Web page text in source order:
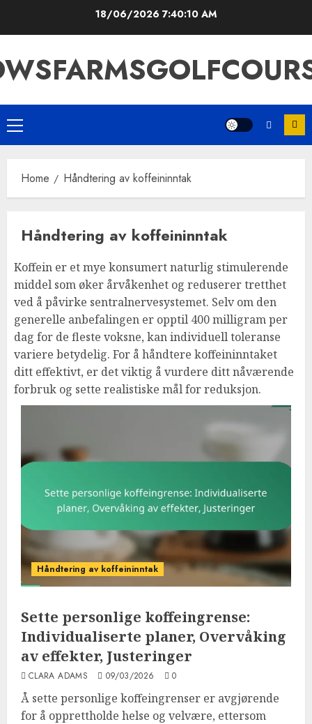
18/06/20267:40:11 AM
Primary
Menu
Home Håndtering av koffeininntak
Håndtering av koffeininntak
Koffein er et mye konsumert naturlig stimulerende
middel som øker årvåkenhet og reduserer tretthet
ved å påvirke sentralnervesystemet. Selv om den
generelle anbefalingen er opptil 400 milligram per
dag for de fleste voksne, kan individuell toleranse
variere betydelig. For å håndtere koffeininntaket
ditt effektivt, er det viktig å vurdere ditt nåværende
forbruk og sette realistiske mål for reduksjon.
Håndtering av koffeininntak
Sette personlige koffeingrense:
Individualiserte planer, Overvåking
av effekter, Justeringer
CLARA ADAMS 09/03/2026 0
Å sette personlige koffeingrenser er avgjørende
for å opprettholde helse og velvære, ettersom